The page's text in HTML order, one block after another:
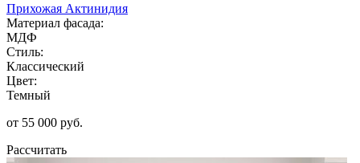
Прихожая Актинидия
Материал фасада:
МДФ
Стиль:
Классический
Цвет:
Темный
от 55 000 руб.
Рассчитать